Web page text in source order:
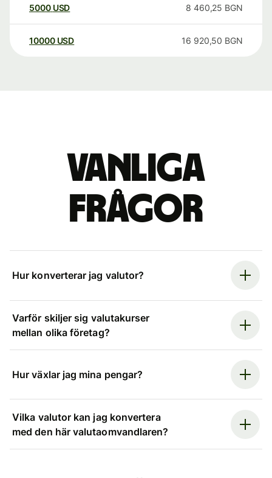
5000 USD 8 460,25 BGN
10000 USD 16 920,50 BGN
Vanliga
frågor
Hur konverterar jag valutor?
Varför skiljer sig valutakurser
mellan olika företag?
Hur växlar jag mina pengar?
Vilka valutor kan jag konvertera
med den här valutaomvandlaren?